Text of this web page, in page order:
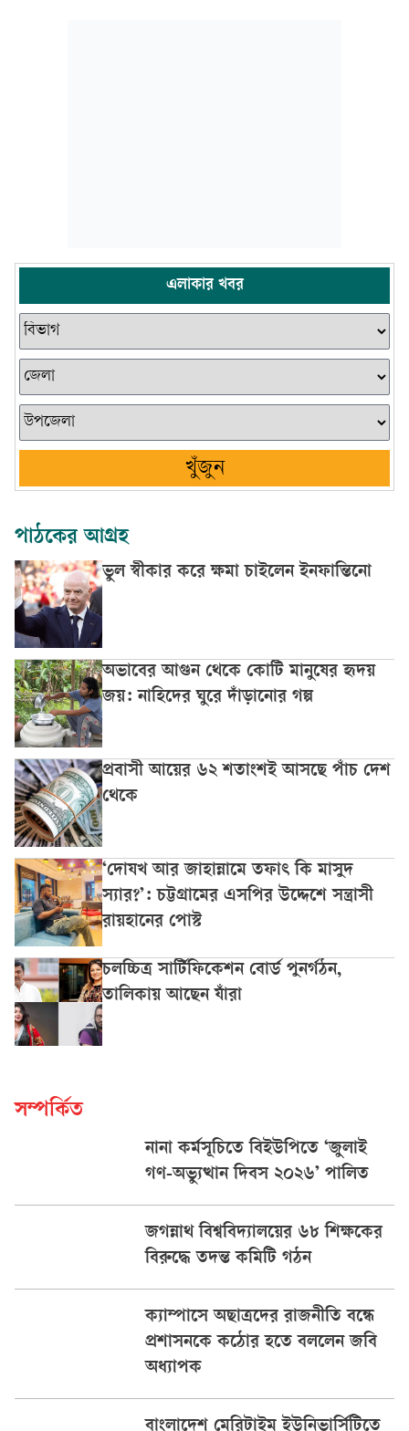
এলাকার খবর
খুঁজুন
পাঠকের আগ্রহ
ভুল স্বীকার করে ক্ষমা চাইলেন ইনফান্তিনো
অভাবের আগুন থেকে কোটি মানুষের হৃদয়
জয়: নাহিদের ঘুরে দাঁড়ানোর গল্প
প্রবাসী আয়ের ৬২ শতাংশই আসছে পাঁচ দেশ
থেকে
‘দোযখ আর জাহান্নামে তফাৎ কি মাসুদ
স্যার?’: চট্টগ্রামের এসপির উদ্দেশে সন্ত্রাসী
রায়হানের পোস্ট
চলচ্চিত্র সার্টিফিকেশন বোর্ড পুনর্গঠন,
তালিকায় আছেন যাঁরা
সম্পর্কিত
নানা কর্মসূচিতে বিইউপিতে ‘জুলাই
গণ-অভ্যুত্থান দিবস ২০২৬’ পালিত
জগন্নাথ বিশ্ববিদ্যালয়ের ৬৮ শিক্ষকের
বিরুদ্ধে তদন্ত কমিটি গঠন
ক্যাম্পাসে অছাত্রদের রাজনীতি বন্ধে
প্রশাসনকে কঠোর হতে বললেন জবি
অধ্যাপক